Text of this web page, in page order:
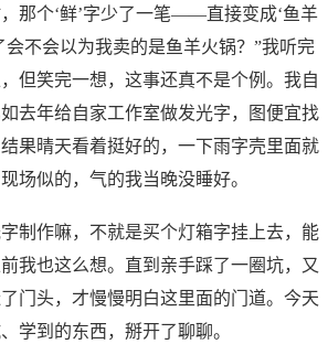
，那个‘鲜’字少了一笔——直接变成‘鱼羊
会不会以为我卖的是鱼羊火锅？”我听完
但笑完一想，这事还真不是个例。我自
去年给自家工作室做发光字，图便宜找
果晴天看着挺好的，一下雨字壳里面就
场似的，气的我当晚没睡好。
制作嘛，不就是买个灯箱字挂上去，能
我也这么想。直到亲手踩了一圈坑，又
门头，才慢慢明白这里面的门道。今天
学到的东西，掰开了聊聊。